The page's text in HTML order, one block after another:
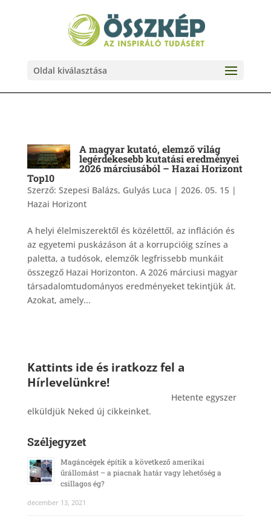
Oldal kiválasztása
A magyar kutató, elemző világ
legérdekesebb kutatási eredményei
2026 márciusából – Hazai Horizont
Top10
Szerző: Szepesi Balázs, Gulyás Luca | 2026. 05. 15|
Hazai Horizont
A helyi élelmiszerektől és közélettől, az infláción és
az egyetemi puskázáson át a korrupcióig színes a
paletta, a tudósok, elemzők legfrissebb munkáit
összegző Hazai Horizonton. A 2026 márciusi magyar
társadalomtudományos eredményeket tekintjük át.
Azokat, amely...
Kattints ide és iratkozz fel a
Hírlevelünkre!
Hetente egyszer
elküldjük Neked új cikkeinket.
Széljegyzet
Magáncégek építik a következő amerikai
űrállomást – a piacnak határ vagy lehetőség a
csillagos ég?
december 13, 2021